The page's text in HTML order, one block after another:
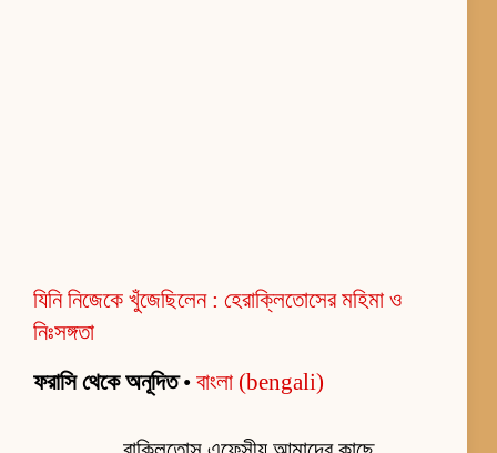
যিনি নিজেকে খুঁজেছিলেন : হেরাক্লিতোসের মহিমা ও
নিঃসঙ্গতা
ফরাসি থেকে অনূদিত• বাংলা (bengali)